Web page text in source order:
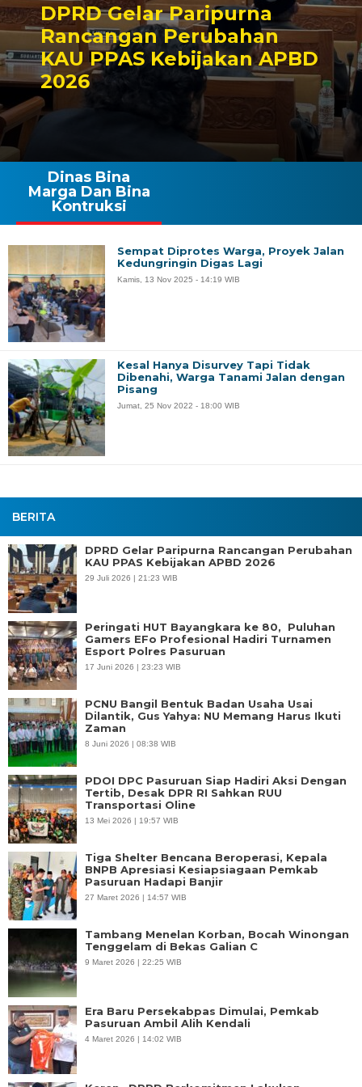
DPRD Gelar Paripurna
Rancangan Perubahan
KAU PPAS Kebijakan APBD
2026
BERITA
DPRD Gelar Paripurna Rancangan Perubahan
KAU PPAS Kebijakan APBD 2026
29 Juli 2026 | 21:23 WIB
Peringati HUT Bayangkara ke 80, Puluhan
Gamers EFo Profesional Hadiri Turnamen
Esport Polres Pasuruan
17 Juni 2026 | 23:23 WIB
PCNU Bangil Bentuk Badan Usaha Usai
Dilantik, Gus Yahya: NU Memang Harus Ikuti
Zaman
8 Juni 2026 | 08:38 WIB
PDOI DPC Pasuruan Siap Hadiri Aksi Dengan
Tertib, Desak DPR RI Sahkan RUU
Transportasi Oline
13 Mei 2026 | 19:57 WIB
Tiga Shelter Bencana Beroperasi, Kepala
BNPB Apresiasi Kesiapsiagaan Pemkab
Pasuruan Hadapi Banjir
27 Maret 2026 | 14:57 WIB
Tambang Menelan Korban, Bocah Winongan
Tenggelam di Bekas Galian C
9 Maret 2026 | 22:25 WIB
Era Baru Persekabpas Dimulai, Pemkab
Pasuruan Ambil Alih Kendali
4 Maret 2026 | 14:02 WIB
Dinas Bina
Marga Dan Bina
Kontruksi
Sempat Diprotes Warga, Proyek Jalan
Kedungringin Digas Lagi
Kamis, 13 Nov 2025 - 14:19 WIB
Kesal Hanya Disurvey Tapi Tidak
Dibenahi, Warga Tanami Jalan dengan
Pisang
Jumat, 25 Nov 2022 - 18:00 WIB